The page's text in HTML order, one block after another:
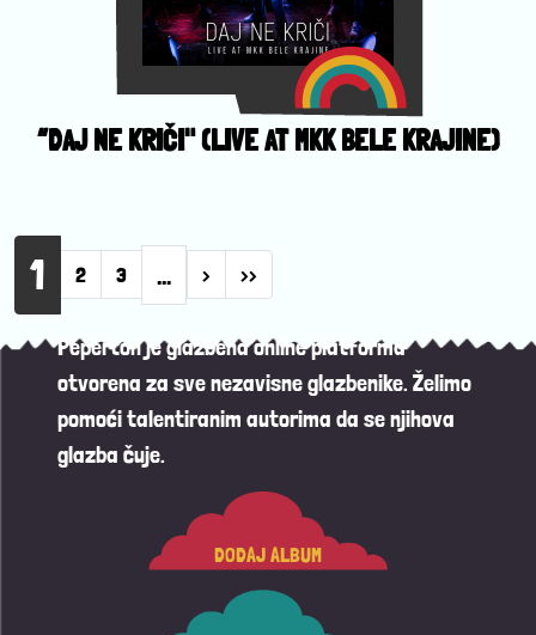
“DAJ NE KRIČI" (LIVE AT MKK BELE KRAJINE)
Pagination
1 2 3 … › Next page
››
Peperton je glazbena online platforma
otvorena za sve nezavisne glazbenike. Želimo
pomoći talentiranim autorima da se njihova
glazba čuje.
DODAJ ALBUM